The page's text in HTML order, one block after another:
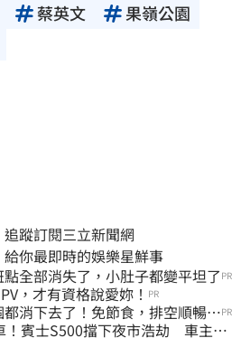
蔡英文
果嶺公園
蹤訂閱三立新聞網
你最即時的娛樂星鮮事
全部消失了，小肚子都變平坦了 PR
，才有資格說愛妳！ PR
消下去了！免節食，排空順暢就PR
！賓士S500擋下夜市浩劫 車主大